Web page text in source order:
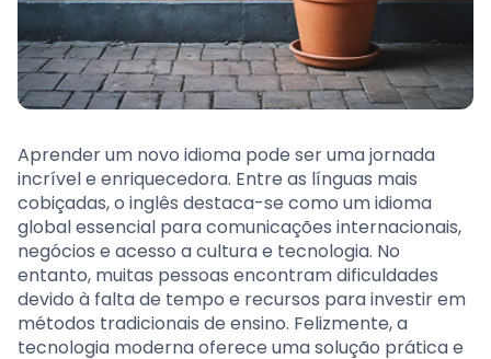
Aprender um novo idioma pode ser uma jornada
incrível e enriquecedora. Entre as línguas mais
cobiçadas, o inglês destaca-se como um idioma
global essencial para comunicações internacionais,
negócios e acesso a cultura e tecnologia. No
entanto, muitas pessoas encontram dificuldades
devido à falta de tempo e recursos para investir em
métodos tradicionais de ensino. Felizmente, a
tecnologia moderna oferece uma solução prática e